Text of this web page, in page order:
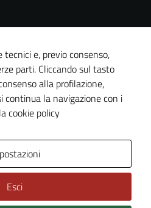
e, previo consenso,
parti. Cliccando sul tasto
alla profilazione,
continua la navigazione con i
cookie policy
Esci